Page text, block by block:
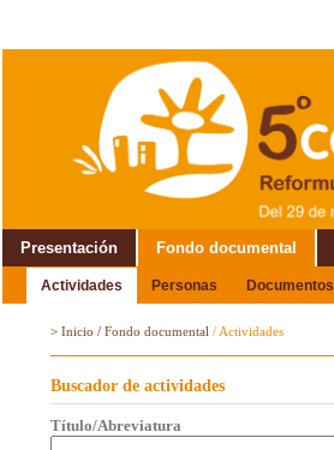
Presentación Fondo documental
Actividades Personas Documentos
Alrededor del Encuentro
> Inicio / Fondo documental / Actividades
Buscador de actividades
Título/Abreviatura